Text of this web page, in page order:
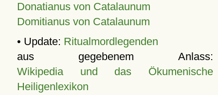
Donatianus von Catalaunum
Domitianus von Catalaunum
• Update: Ritualmordlegenden
aus gegebenem Anlass:
Wikipedia und das Ökumenische
Heiligenlexikon